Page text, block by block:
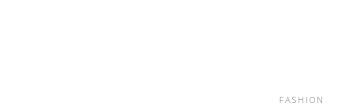
FASHION